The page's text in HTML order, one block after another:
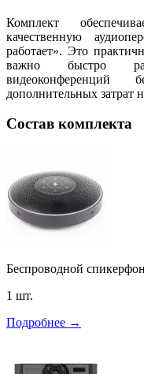
Комплект
качественную
работает». Это
важно быстро
дополнительных затрат
Состав комплекта
Беспроводной
1 шт.
Подробнее →